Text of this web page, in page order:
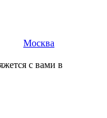
Москва
с вами в